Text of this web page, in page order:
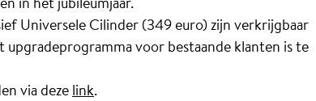
Universele Cilinder (349 euro) zijn verkrijgbaar
voor bestaande klanten is te
via dezelink.